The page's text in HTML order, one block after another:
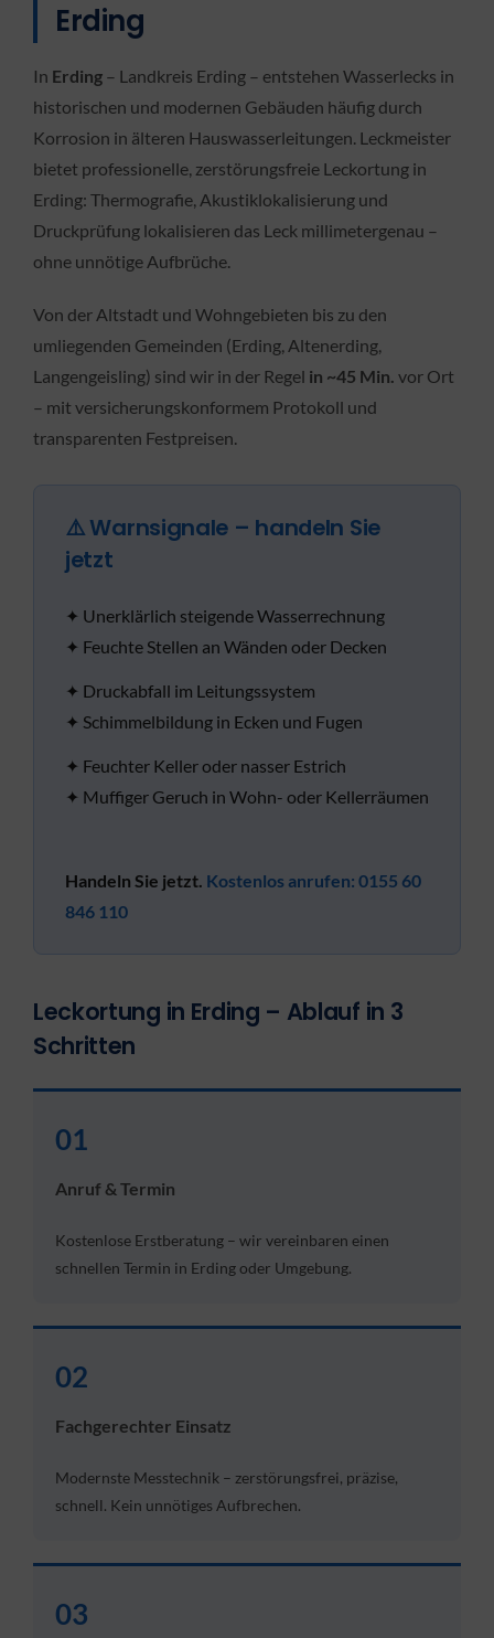
Erding
In Erding – Landkreis Erding – entstehen Wasserlecks in
historischen und modernen Gebäuden häufig durch
Korrosion in älteren Hauswasserleitungen. Leckmeister
bietet professionelle, zerstörungsfreie Leckortung in
Erding: Thermografie, Akustiklokalisierung und
Druckprüfung lokalisieren das Leck millimetergenau –
ohne unnötige Aufbrüche.
Von der Altstadt und Wohngebieten bis zu den
umliegenden Gemeinden (Erding, Altenerding,
Langengeisling) sind wir in der Regel in ~45 Min. vor Ort
– mit versicherungskonformem Protokoll und
transparenten Festpreisen.
⚠️ Warnsignale – handeln Sie
jetzt
✦ Unerklärlich steigende Wasserrechnung
✦ Feuchte Stellen an Wänden oder Decken
✦ Druckabfall im Leitungssystem
✦ Schimmelbildung in Ecken und Fugen
✦ Feuchter Keller oder nasser Estrich
✦ Muffiger Geruch in Wohn- oder Kellerräumen
Handeln Sie jetzt. Kostenlos anrufen: 0155 60
846 110
Leckortung in Erding – Ablauf in 3
Schritten
01
Anruf & Termin
Kostenlose Erstberatung – wir vereinbaren einen
schnellen Termin in Erding oder Umgebung.
02
Fachgerechter Einsatz
Modernste Messtechnik – zerstörungsfrei, präzise,
schnell. Kein unnötiges Aufbrechen.
03